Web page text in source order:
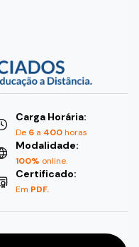
Carga Horária:
De 6 a 400horas
Modalidade:
100% online.
Certificado:
Em PDF.